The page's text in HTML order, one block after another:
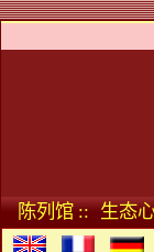
陈列馆 :: 生态